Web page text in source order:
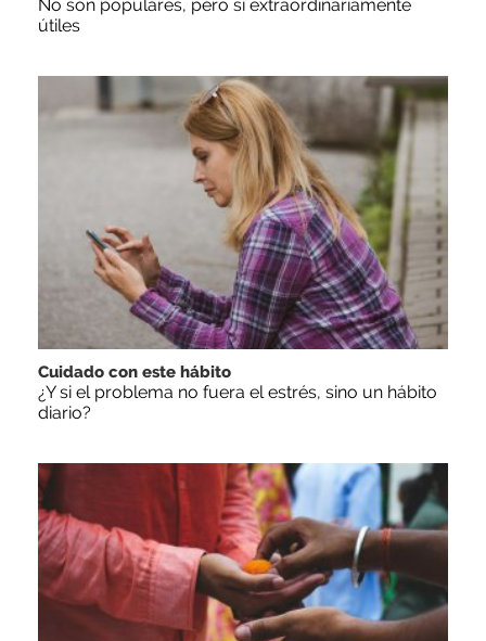
No son populares, pero sí extraordinariamente
útiles
Cuidado con este hábito
¿Y si el problema no fuera el estrés, sino un hábito
diario?